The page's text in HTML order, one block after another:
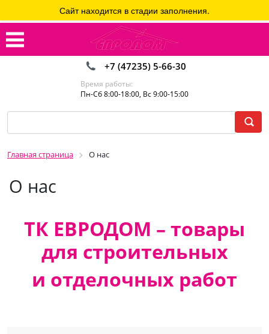
+7 (47235) 5-66-30
Время работы:
Пн-Сб 8:00-18:00, Вс 9:00-15:00
Главная страница О нас
О нас
Сайт находится в стадии заполнения.
ТК ЕВРОДОМ – товары
для строительных
и отделочных работ